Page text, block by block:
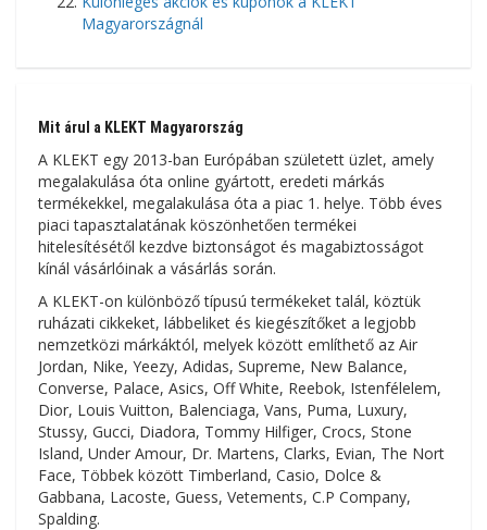
Magyarországnál
Mit árul a KLEKT Magyarország
A KLEKT egy 2013-ban Európában született üzlet, amely
megalakulása óta online gyártott, eredeti márkás
termékekkel, megalakulása óta a piac 1. helye. Több éves
piaci tapasztalatának köszönhetően termékei
hitelesítésétől kezdve biztonságot és magabiztosságot
kínál vásárlóinak a vásárlás során.
A KLEKT-on különböző típusú termékeket talál, köztük
ruházati cikkeket, lábbeliket és kiegészítőket a legjobb
nemzetközi márkáktól, melyek között említhető az Air
Jordan, Nike, Yeezy, Adidas, Supreme, New Balance,
Converse, Palace, Asics, Off White, Reebok, Istenfélelem,
Dior, Louis Vuitton, Balenciaga, Vans, Puma, Luxury,
Stussy, Gucci, Diadora, Tommy Hilfiger, Crocs, Stone
Island, Under Amour, Dr. Martens, Clarks, Evian, The Nort
Face, Többek között Timberland, Casio, Dolce &
Gabbana, Lacoste, Guess, Vetements, C.P Company,
Spalding.